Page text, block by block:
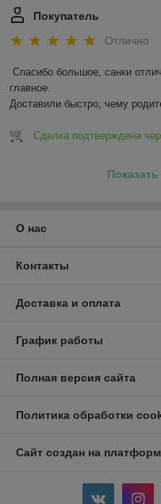
Покупатель
Отлично
Спасибо большое, санки
главное.
Доставили быстро, чему
Сделка подтверждена
О нас
Контакты
Доставка и оплата
График работы
Полная версия сайта
Политика обработки
Сайт создан на